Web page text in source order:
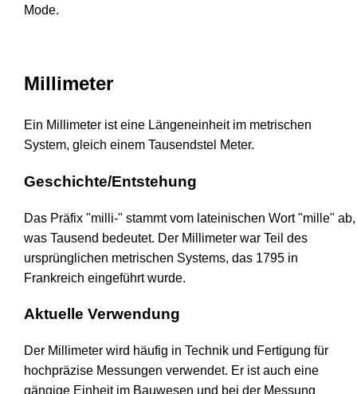
Mode.
Millimeter
Ein Millimeter ist eine Längeneinheit im metrischen
System, gleich einem Tausendstel Meter.
Geschichte/Entstehung
Das Präfix "milli-" stammt vom lateinischen Wort "mille" ab,
was Tausend bedeutet. Der Millimeter war Teil des
ursprünglichen metrischen Systems, das 1795 in
Frankreich eingeführt wurde.
Aktuelle Verwendung
Der Millimeter wird häufig in Technik und Fertigung für
hochpräzise Messungen verwendet. Er ist auch eine
gängige Einheit im Bauwesen und bei der Messung